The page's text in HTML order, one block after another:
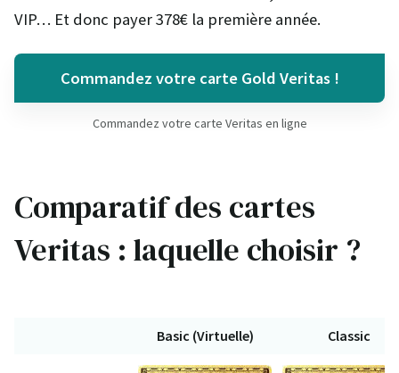
VIP… Et donc payer 378€ la première année.
Commandez votre carte Gold Veritas !
Commandez votre carte Veritas en ligne
Comparatif des cartes
Veritas : laquelle choisir ?
Basic (Virtuelle) Classic